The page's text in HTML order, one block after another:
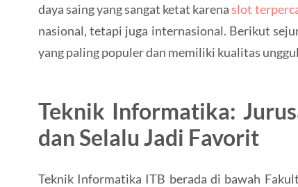
daya saing yang sangat ketat karenaslot
nasional, tetapi juga internasional. Berikut
yang paling populer dan memiliki kualitas
Teknik Informatika:
dan Selalu Jadi Favorit
Teknik Informatika ITB berada di bawah